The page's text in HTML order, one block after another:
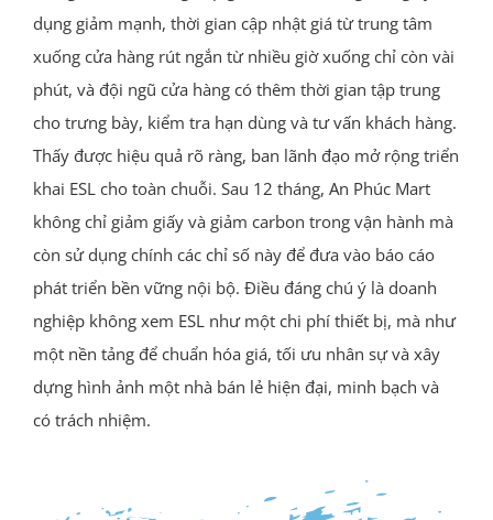
dụng giảm mạnh, thời gian cập nhật giá từ trung tâm
xuống cửa hàng rút ngắn từ nhiều giờ xuống chỉ còn vài
phút, và đội ngũ cửa hàng có thêm thời gian tập trung
cho trưng bày, kiểm tra hạn dùng và tư vấn khách hàng.
Thấy được hiệu quả rõ ràng, ban lãnh đạo mở rộng triển
khai ESL cho toàn chuỗi. Sau 12 tháng, An Phúc Mart
không chỉ giảm giấy và giảm carbon trong vận hành mà
còn sử dụng chính các chỉ số này để đưa vào báo cáo
phát triển bền vững nội bộ. Điều đáng chú ý là doanh
nghiệp không xem ESL như một chi phí thiết bị, mà như
một nền tảng để chuẩn hóa giá, tối ưu nhân sự và xây
dựng hình ảnh một nhà bán lẻ hiện đại, minh bạch và
có trách nhiệm.